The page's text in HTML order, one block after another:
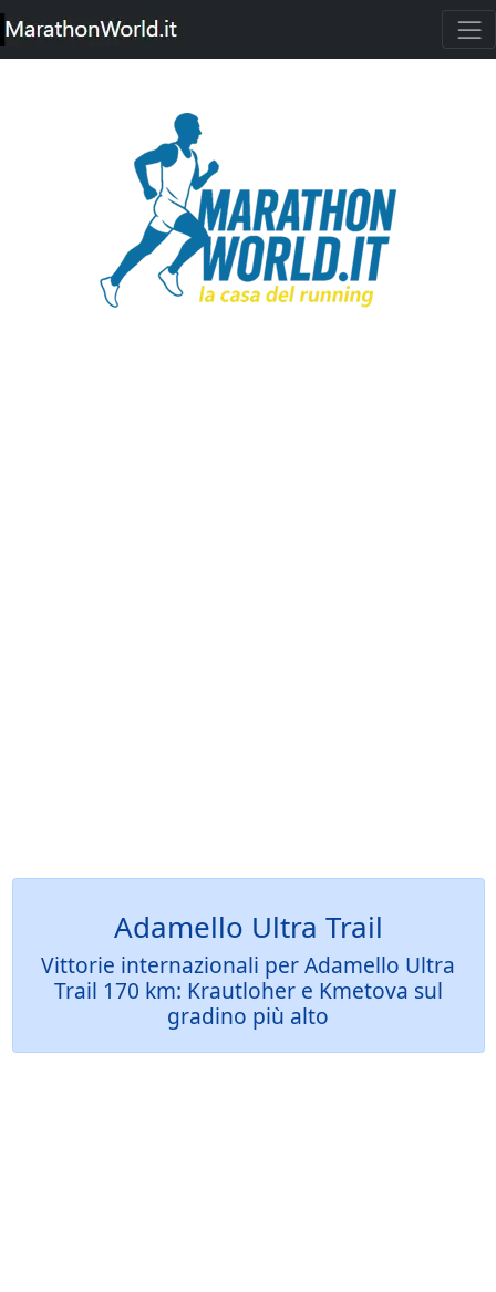
Adamello Ultra Trail
Vittorie internazionali per Adamello Ultra
Trail 170 km: Krautloher e Kmetova sul
gradino più alto